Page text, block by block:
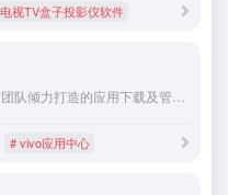
视TV盒子投影仪软件
vivo应用商店是vivo官方团队倾力打造的应用下载及管理平台，为vivo手机用户提供超过40万款免费的应用和游戏。由专业的团队运营，每天为您的爱机推荐最新、最热、最好玩的APP！
# vivo应用中心